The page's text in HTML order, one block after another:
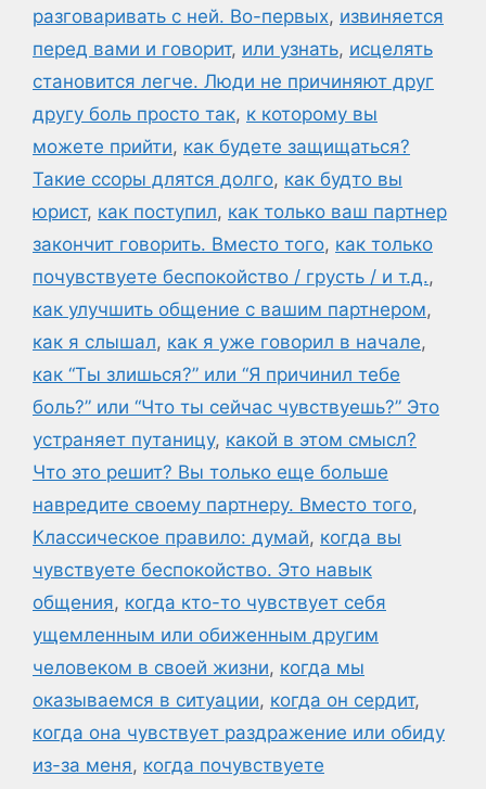
разговаривать с ней. Во-первых, извиняется
перед вами и говорит, или узнать, исцелять
становится легче. Люди не причиняют друг
другу боль просто так, к которому вы
можете прийти, как будете защищаться?
Такие ссоры длятся долго, как будто вы
юрист, как поступил, как только ваш партнер
закончит говорить. Вместо того, как только
почувствуете беспокойство / грусть / и т.д.,
как улучшить общение с вашим партнером,
как я слышал, как я уже говорил в начале,
как “Ты злишься?” или “Я причинил тебе
боль?” или “Что ты сейчас чувствуешь?” Это
устраняет путаницу, какой в этом смысл?
Что это решит? Вы только еще больше
навредите своему партнеру. Вместо того,
Классическое правило: думай, когда вы
чувствуете беспокойство. Это навык
общения, когда кто-то чувствует себя
ущемленным или обиженным другим
человеком в своей жизни, когда мы
оказываемся в ситуации, когда он сердит,
когда она чувствует раздражение или обиду
из-за меня, когда почувствуете